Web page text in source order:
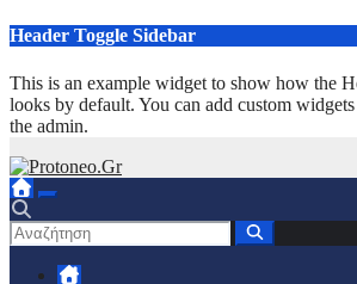
Μετάβαση
περιεχόμενο
Header Toggle Sidebar
This is an example widget to show how the
looks by default. You can add custom
the admin.